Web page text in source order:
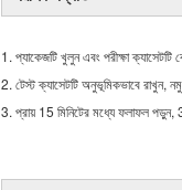
1. প্যাকেজটি খুলুন এবং পরীক্ষা ক্যাসেটটি
2. টেস্ট ক্যাসেটটি অনুভূমিকভাবে রাখুন,
3. প্রায় 15 মিনিটের মধ্যে ফলাফল পড়ুন,